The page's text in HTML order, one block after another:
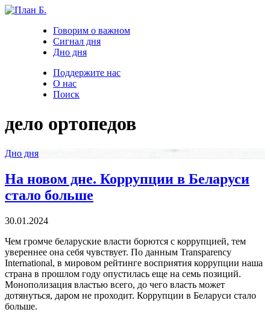
Говорим о важном
Сигнал дня
Дно дня
Поддержите нас
О нас
Поиск
дело ортопедов
Дно дня
На новом дне. Коррупции в Беларуси
стало больше
30.01.2024
Чем громче беларуские власти борются с коррупцией, тем
увереннее она себя чувствует. По данным Transparency
International, в мировом рейтинге восприятия коррупции наша
страна в прошлом году опустилась еще на семь позиций.
Монополизация властью всего, до чего власть может
дотянуться, даром не проходит. Коррупции в Беларуси стало
больше.